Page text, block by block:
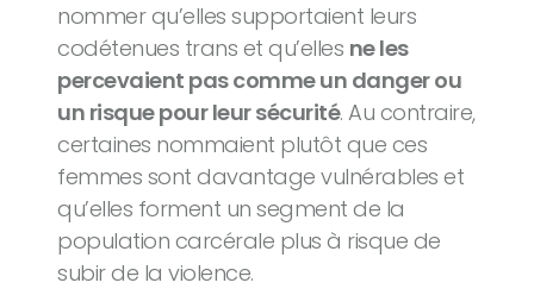
nommer qu’elles supportaient leurs
codétenues trans et qu’elles ne les
percevaient pas comme un danger ou
un risque pour leur sécurité. Au contraire,
certaines nommaient plutôt que ces
femmes sont davantage vulnérables et
qu’elles forment un segment de la
population carcérale plus à risque de
subir de la violence.